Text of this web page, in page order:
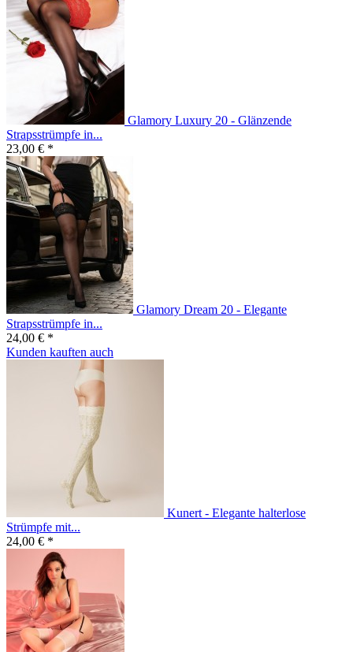
Glamory Luxury 20 - Glänzende
Strapsstrümpfe in...
23,00 € *
Glamory Dream 20 - Elegante
Strapsstrümpfe in...
24,00 € *
Kunden kauften auch
Kunert - Elegante halterlose
Strümpfe mit...
24,00 € *